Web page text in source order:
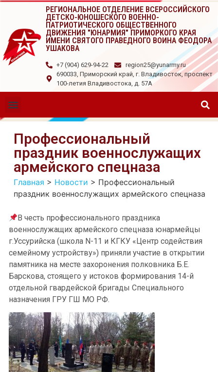
РЕГИОНАЛЬНОЕ ОТДЕЛЕНИЕ ВСЕРОССИЙСКОГО
ДЕТСКО-ЮНОШЕСКОГО ВОЕННО-
ПАТРИОТИЧЕСКОГО ОБЩЕСТВЕННОГО
ДВИЖЕНИЯ "ЮНАРМИЯ" ПРИМОРКОГО КРАЯ
ИМЕНИ СВЯТОГО ПРАВЕДНОГО ВОИНА ФЕОДОРА
УШАКОВА
+7 (904) 629-94-22
region25@yunarmy.ru
690033, Приморский край, г. Владивосток, проспект
100-летия Владивостока, д. 57А
Профессиональный
праздник военнослужащих
армейского спецназа
Главная > Новости > Профессиональный
праздник военнослужащих армейского спецназа
В честь профессионального праздника
военнослужащих армейского спецназа юнармейцы
г.Уссурийска (школа N-11 и КГКУ «Центр содействия
семейному устройству») приняли участие в открытии
памятника на месте захоронения полковника Б.Е.
Барскова, стоящего у истоков формирования 14-й
отдельной гвардейской бригады Специального
назначения ГРУ ГШ МО РФ.